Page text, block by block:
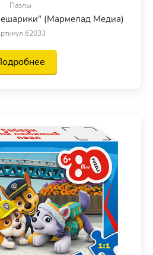
Пазлы
(Мармелад Медиа)
62033